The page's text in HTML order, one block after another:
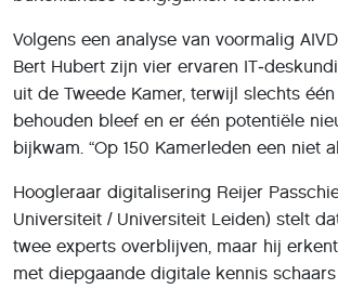
Volgens een analyse van voormalig
Bert Hubert zijn vier ervaren
uit de Tweede Kamer, terwijl slechts
behouden bleef en er één potentiële
bijkwam. “Op 150 Kamerleden een niet
Hoogleraar digitalisering Reijer
Universiteit / Universiteit Leiden) stelt
twee experts overblijven, maar hij
met diepgaande digitale kennis schaars